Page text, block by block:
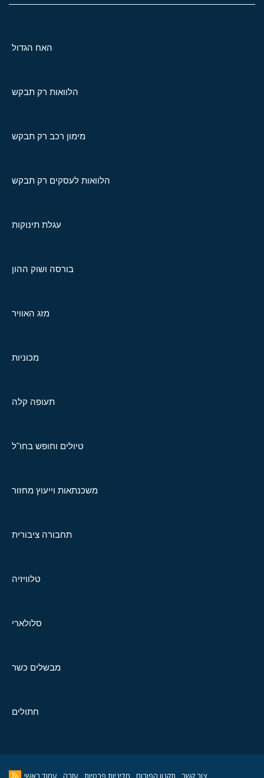
האח הגדול
הלוואות רק תבקש
מימון רכב רק תבקש
הלוואות לעסקים רק תבקש
עגלת תינוקות
בורסה ושוק ההון
מזג האוויר
מכוניות
תעופה קלה
טיולים וחופש בחו"ל
משכנתאות וייעוץ מחזור
תחבורה ציבורית
טלוויזיה
סלולארי
מבשלים כשר
חתולים
צור קשר תקנון הפורום מדיניות פרטיות עזרה עמוד ראשי